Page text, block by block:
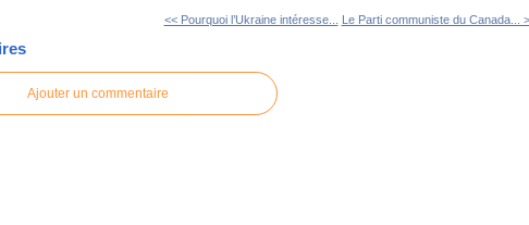
<< Pourquoi l’Ukraine intéresse... Le Parti communiste du Canada...
Ajouter un commentaire